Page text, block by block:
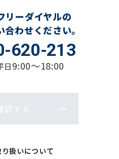
リーダイヤルの
わせください。
620-213
日9:00～18:00
認する
扱いについて